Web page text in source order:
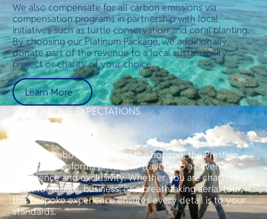
We also compensate for all carbon emissions via
compensation programs in partnership with local
initiatives such as turtle conservation and coral planting.
By choosing our Platinum Package, we additionally
donate part of the revenue to a local sustainability
project or charity of your choice.
Learn More
SOAR ABOVE EXPECTATIONS
For those who seek beyond the horizon, the Prestige
Package transforms private air travel into a haven of
indulgence and exclusivity. Whether you are chartering a
flight for leisure, business, or a breathtaking aerial tour,
this bespoke experience ensures every detail is to your
standards.